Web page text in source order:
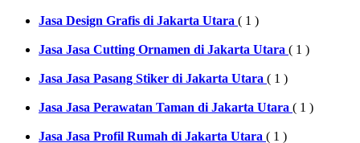
Jasa Design Grafis di Jakarta Utara ( 1 )
Jasa Jasa Cutting Ornamen di Jakarta Utara ( 1 )
Jasa Jasa Pasang Stiker di Jakarta Utara ( 1 )
Jasa Jasa Perawatan Taman di Jakarta Utara ( 1 )
Jasa Jasa Profil Rumah di Jakarta Utara ( 1 )